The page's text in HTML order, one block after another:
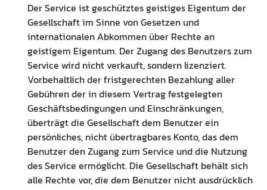
Der Service ist geschütztes geistiges Eigentum der
Gesellschaft im Sinne von Gesetzen und
internationalen Abkommen über Rechte an
geistigem Eigentum. Der Zugang des Benutzers zum
Service wird nicht verkauft, sondern lizenziert.
Vorbehaltlich der fristgerechten Bezahlung aller
Gebühren der in diesem Vertrag festgelegten
Geschäftsbedingungen und Einschränkungen,
überträgt die Gesellschaft dem Benutzer ein
persönliches, nicht übertragbares Konto, das dem
Benutzer den Zugang zum Service und die Nutzung
des Service ermöglicht. Die Gesellschaft behält sich
alle Rechte vor, die dem Benutzer nicht ausdrücklich